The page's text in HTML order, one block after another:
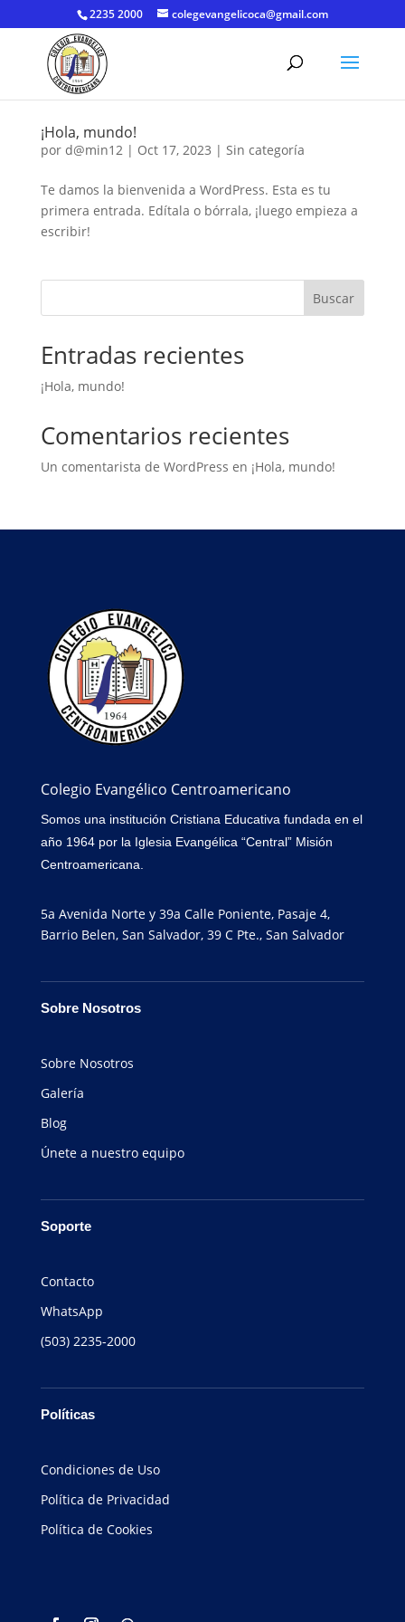
2235 2000 colegevangelicoca@gmail.com
¡Hola, mundo!
por d@min12| Oct 17, 2023 | Sin categoría
Te damos la bienvenida a WordPress. Esta es tu
primera entrada. Edítala o bórrala, ¡luego empieza a
escribir!
Buscar
Entradas recientes
¡Hola, mundo!
Comentarios recientes
Un comentarista de WordPress en ¡Hola, mundo!
Colegio Evangélico Centroamericano
Somos una institución Cristiana Educativa fundada en el
año 1964 por la Iglesia Evangélica “Central” Misión
Centroamericana.
5a Avenida Norte y 39a Calle Poniente, Pasaje 4,
Barrio Belen, San Salvador, 39 C Pte., San Salvador
Sobre Nosotros
Sobre Nosotros
Galería
Blog
Únete a nuestro equipo
Soporte
Contacto
WhatsApp
(503) 2235-2000
Políticas
Condiciones de Uso
Política de Privacidad
Política de Cookies